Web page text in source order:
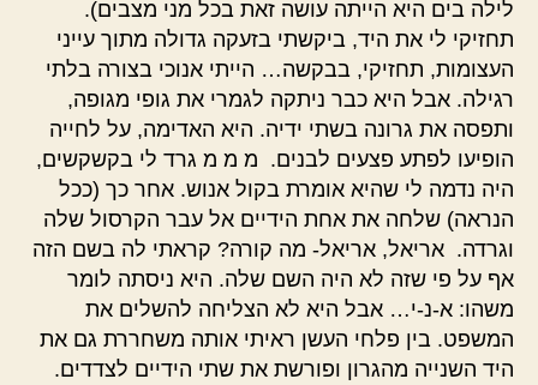
לילה בים היא הייתה עושה זאת בכל מני מצבים).
תחזיקי לי את היד, ביקשתי בזעקה גדולה מתוך עייני
העצומות, תחזיקי, בבקשה… הייתי אנוכי בצורה בלתי
רגילה. אבל היא כבר ניתקה לגמרי את גופי מגופה,
ותפסה את גרונה בשתי ידיה. היא האדימה, על לחייה
הופיעו לפתע פצעים לבנים. מ מ מ גרד לי בקשקשים,
היה נדמה לי שהיא אומרת בקול אנוש. אחר כך (ככל
הנראה) שלחה את אחת הידיים אל עבר הקרסול שלה
וגרדה. אריאל, אריאל- מה קורה? קראתי לה בשם הזה
אף על פי שזה לא היה השם שלה. היא ניסתה לומר
משהו: א-נ-י… אבל היא לא הצליחה להשלים את
המשפט. בין פלחי העשן ראיתי אותה משחררת גם את
היד השנייה מהגרון ופורשת את שתי הידיים לצדדים.